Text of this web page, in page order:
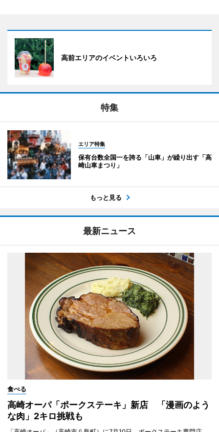
高前エリアのイベントいろいろ
特集
エリア特集
保有台数全国一を誇る「山車」が繰り出す「高
崎山車まつり」
もっと見る
最新ニュース
食べる
高崎オーパ「ポークステーキ」新店 「漫画のよう
な肉」2キロ挑戦も